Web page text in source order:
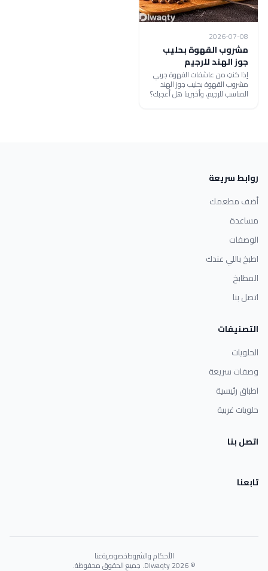
2026-07-08
مشروب القهوة بحليب
جوز الهند للرجيم
إذا كنتِ من عاشقات القهوة جربي
مشروب القهوة بحليب جوز الهند
المناسب للرجيم، وأخبرينا هل أعجبك؟
روابط سريعة
أضف مطعمك
مساعدة
الوصفات
اطبخ باللي عندك
المطابخ
اتصل بنا
التصنيفات
الحلويات
وصفات سريعة
اطباق رئيسية
حلويات غربية
اتصل بنا
تابعنا
الأحكام والشروطخصوصيةعنا
© 2026 Dlwaqty. جميع الحقوق محفوظة.